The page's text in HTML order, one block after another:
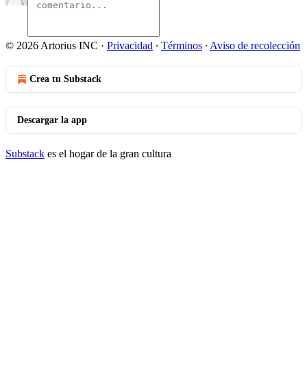
© 2026 Artorius INC · Privacidad ∙ Términos ∙ Aviso de recolección
Crea tu Substack
Descargar la app
Substack es el hogar de la gran cultura